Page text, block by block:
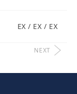
EX / EX / EX
NEXT